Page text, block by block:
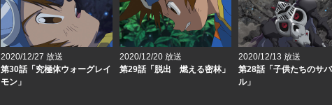
2020/12/27 放送
第30話「究極体ウォーグレイ
モン」
2020/12/20 放送
第29話「脱出 燃える密林」
2020/12/13 放送
第28話「子供たちのサ
ル」